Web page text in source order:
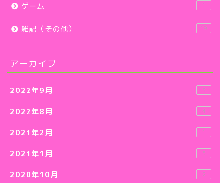
ゲーム 1
雑記（その他） 19
アーカイブ
2022年9月 3
2022年8月 4
2021年2月 1
2021年1月 5
2020年10月 2